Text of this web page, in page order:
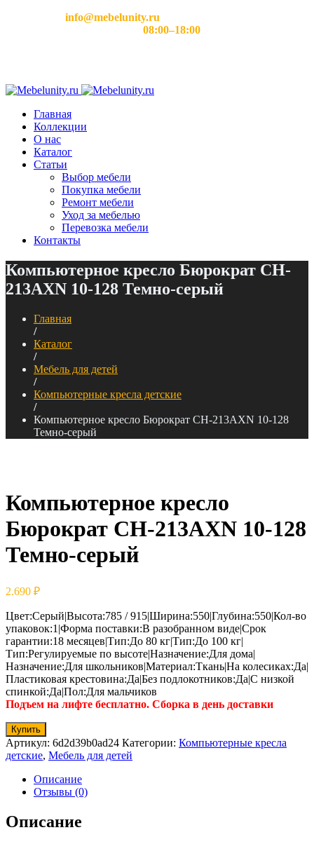
info@mebelunity.ru
08:00–18:00
Главная
Коллекции
О нас
Каталог
Статьи
Выбор мебели
Покупка мебели
Ремонт мебели
Уход за мебелью
Перевозка мебели
Контакты
Компьютерное кресло Бюрократ CH-
213AXN 10-128 Темно-серый
Главная
/
Каталог
/
Мебель для детей
/
Компьютерные кресла детские
/
Компьютерное кресло Бюрократ CH-213AXN 10-128
Темно-серый
Компьютерное кресло
Бюрократ CH-213AXN 10-128
Темно-серый
2.690 ₽
Цвет:Серый|Высота:785 / 915|Ширина:550|Глубина:550|Кол-во
упаковок:1|Форма поставки:В разобранном виде|Срок
гарантии:18 месяцев|Тип:До 80 кг|Тип:До 100 кг|
Тип:Регулируемые по высоте|Назначение:Для дома|
Назначение:Для школьников|Материал:Ткань|На колесиках:Да|
Пластиковая крестовина:Да|Без подлокотников:Да|С низкой
спинкой:Да|Пол:Для мальчиков
Подъем на лифте бесплатно. Сборка в день доставки
Купить
Артикул: 6d2d39b0ad24 Категории: Компьютерные кресла
детские, Мебель для детей
Описание
Отзывы (0)
Описание